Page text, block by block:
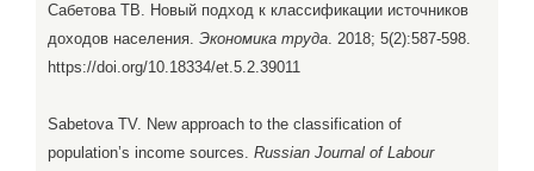
Сабетова ТВ. Новый подход к классификации источников
доходов населения. Экономика труда. 2018; 5(2):587-598.
https://doi.org/10.18334/et.5.2.39011
Sabetova TV. New approach to the classification of
population’s income sources. Russian Journal of Labour